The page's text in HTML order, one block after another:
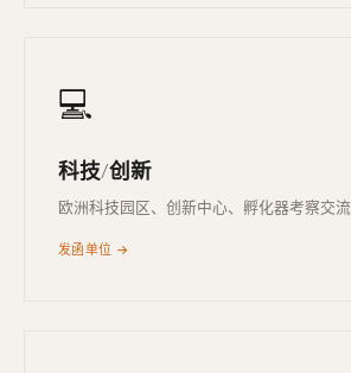
💻
科技/创新
欧洲科技园区、创新中心、孵化器考察交流
发函单位 →